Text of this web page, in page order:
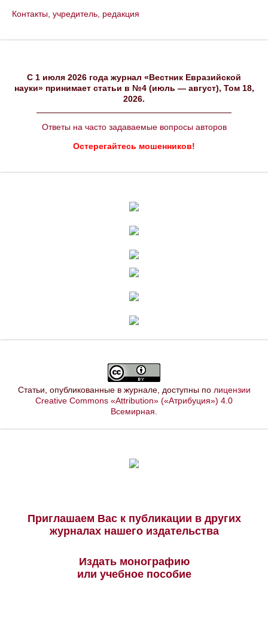
Контакты, учредитель, редакция
C 1 июля 2026 года журнал «Вестник Евразийской
науки» принимает статьи в №4 (июль — август), Том 18,
2026.
Ответы на часто задаваемые вопросы авторов
Остерегайтесь мошенников!
Статьи, опубликованные в журнале, доступны по лицензии
Creative Commons «Attribution» («Атрибуция») 4.0
Всемирная
Приглашаем Вас к публикации в других
журналах нашего издательства
Издать монографию
или учебное пособие